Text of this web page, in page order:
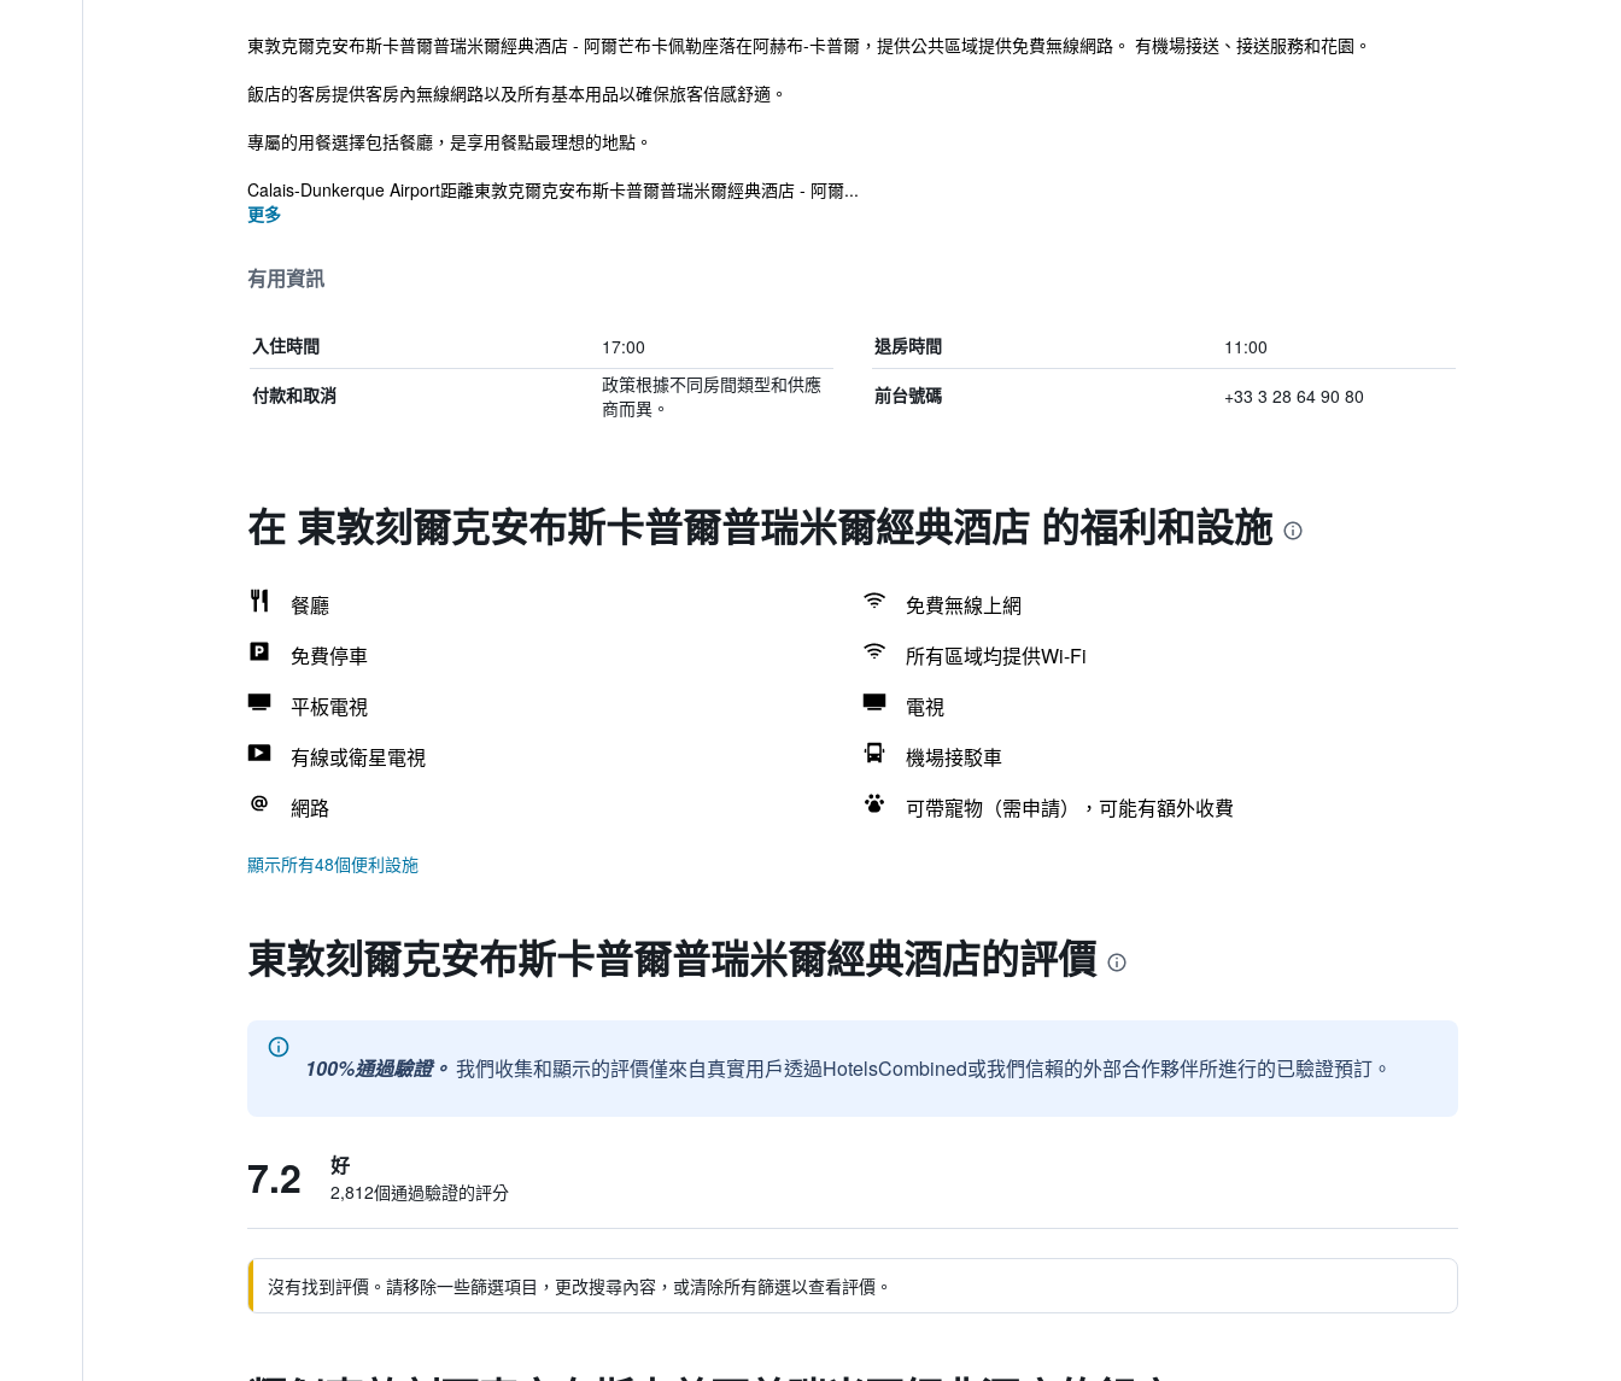
東敦克爾克安布斯卡普爾普瑞米爾經典酒店 - 阿爾芒布卡佩勒座落在阿赫布-卡普爾，提供公共區域提供免費無線網路。 有機場接送、接送服務和花園。
飯店的客房提供客房內無線網路以及所有基本用品以確保旅客倍感舒適。
專屬的用餐選擇包括餐廳，是享用餐點最理想的地點。
Calais-Dunkerque Airport距離東敦克爾克安布斯卡普爾普瑞米爾經典酒店 - 阿爾...
更多
有用資訊
入住時間 17:00 退房時間 11:00
付款和取消
政策根據不同房間類型和供應
商而異。
前台號碼 +33 3 28 64 90 80
在 東敦刻爾克安布斯卡普爾普瑞米爾經典酒店 的福利和設施
餐廳
免費無線上網
免費停車
所有區域均提供Wi-Fi
平板電視
電視
有線或衛星電視
機場接駁車
網路
可帶寵物（需申請），可能有額外收費
顯示所有48個便利設施
東敦刻爾克安布斯卡普爾普瑞米爾經典酒店的評價
100%通過驗證。 我們收集和顯示的評價僅來自真實用戶透過HotelsCombined或我們信賴的外部合作夥伴所進行的已驗證預訂。
7.2 好
2,812個通過驗證的評分
沒有找到評價。請移除一些篩選項目，更改搜尋內容，或清除所有篩選以查看評價。